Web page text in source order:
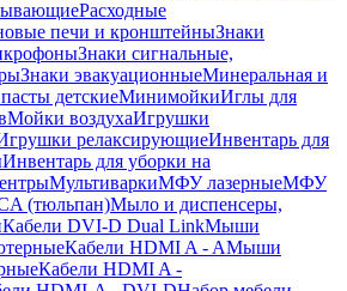
Расходные
печи и кронштейныЗнаки
Знаки сигнальные,
Знаки эвакуационныеМинеральная и
детскиеМинимойкиИглы для
Мойки воздухаИгрушки
релаксирующиеИнвентарь для
Инвентарь для уборки на
МультиваркиМФУ лазерныеМФУ
(тюльпан)Мыло и диспенсеры,
Кабели DVI-D Dual LinkМыши
Кабели HDMI A - AМыши
Кабели HDMI A -